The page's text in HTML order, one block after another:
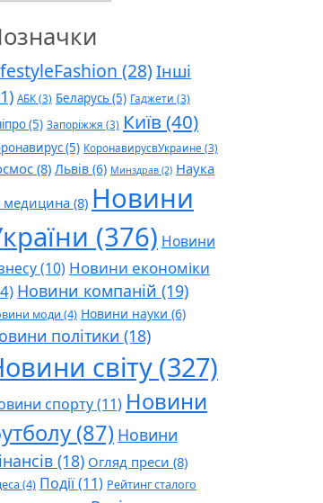
(28) Інші
АБК(3) Беларусь(5) Гаджети (3)
(5) Запоріжжя (3) Київ (40)
(5) КоронавирусвУкраине (3)
(8) Львів (6) Минздрав (2) Наука
медицина (8) Новини
(376) Новини
(10) Новини економіки
Новини компаній (19)
моди (4) Новини науки (6)
політики (18)
світу (327)
спорту(11) Новини
(87) Новини
(18) Огляд преси (8)
(4) Події(11) Рейтинг сталого